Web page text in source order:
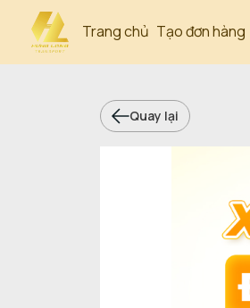
Trang chủ Tạo đơn hàng
Quay lại